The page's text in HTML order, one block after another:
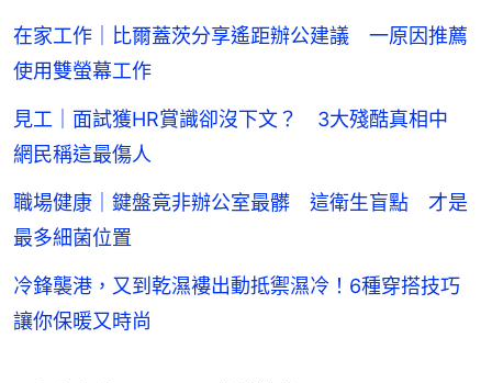
在家工作｜比爾蓋茨分享遙距辦公建議 一原因推薦
使用雙螢幕工作
見工｜面試獲HR賞識卻沒下文？ 3大殘酷真相中
網民稱這最傷人
職場健康｜鍵盤竟非辦公室最髒 這衛生盲點 才是
最多細菌位置
冷鋒襲港，又到乾濕褸出動抵禦濕冷！6種穿搭技巧
讓你保暖又時尚